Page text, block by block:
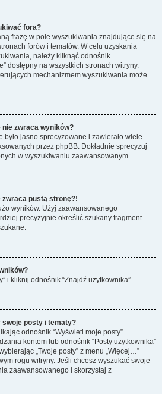
fora?
frazę w pole wyszukiwania znajdujące się na
forów i tematów. W celu uzyskania
należy kliknąć odnośnik
dostępny na wszystkich stronach witryny.
mechanizmem wyszukiwania może
nie zwraca wyników?
jasno sprecyzowane i zawierało wiele
przez phpBB. Dokładnie sprecyzuj
w wyszukiwaniu zaawansowanym.
zwraca pustą stronę?!
wyników. Użyj zaawansowanego
precyzyjnie określić szukany fragment
i kliknij odnośnik “Znajdź użytkownika”.
swoje posty i tematy?
odnośnik “Wyświetl moje posty”
kontem lub odnośnik “Posty użytkownika”
„Twoje posty” z menu „Więcej…”
rogu witryny. Jeśli chcesz wyszukać swoje
zaawansowanego i skorzystaj z